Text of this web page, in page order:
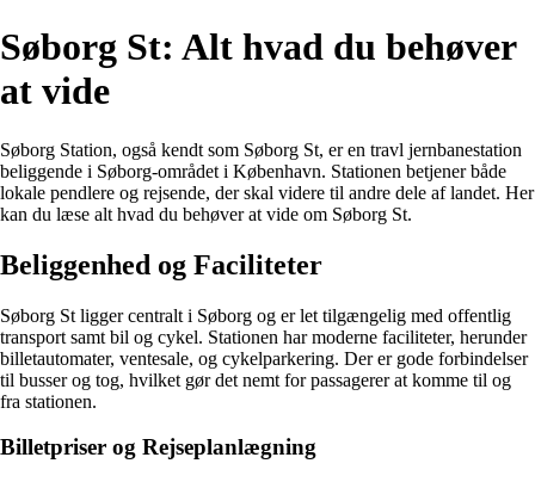
Søborg St: Alt hvad du behøver
at vide
Søborg Station, også kendt som Søborg St, er en travl jernbanestation
beliggende i Søborg-området i København. Stationen betjener både
lokale pendlere og rejsende, der skal videre til andre dele af landet. Her
kan du læse alt hvad du behøver at vide om Søborg St.
Beliggenhed og Faciliteter
Søborg St ligger centralt i Søborg og er let tilgængelig med offentlig
transport samt bil og cykel. Stationen har moderne faciliteter, herunder
billetautomater, ventesale, og cykelparkering. Der er gode forbindelser
til busser og tog, hvilket gør det nemt for passagerer at komme til og
fra stationen.
Billetpriser og Rejseplanlægning